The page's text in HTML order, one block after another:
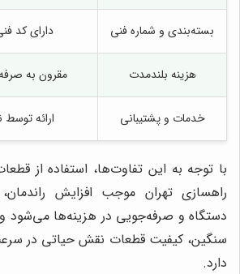
بسته‌بندی و شماره فنی دارای کد
هزینه بلندمدت مقرون به
خدمات و پشتیبانی ارائه توسط
با توجه به این تفاوت‌ها، استفاده از
راهسازی تهران موجب افزایش
دستگاه و صرفه‌جویی در هزینه‌ها می‌شود و
سنگین، کیفیت قطعات نقش حیاتی در
دارد.